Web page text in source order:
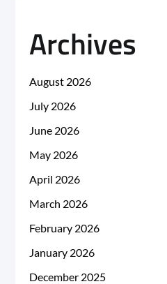
Archives
August 2026
July 2026
June 2026
May 2026
April 2026
March 2026
February 2026
January 2026
December 2025